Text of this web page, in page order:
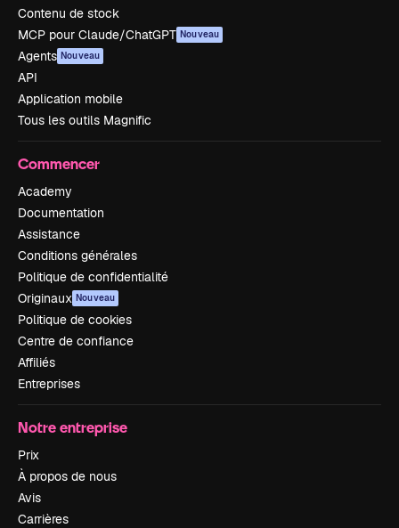
Contenu de stock
MCP pour Claude/ChatGPT Nouveau
Agents Nouveau
API
Application mobile
Tous les outils Magnific
Commencer
Academy
Documentation
Assistance
Conditions générales
Politique de confidentialité
Originaux Nouveau
Politique de cookies
Centre de confiance
Affiliés
Entreprises
Notre entreprise
Prix
À propos de nous
Avis
Carrières